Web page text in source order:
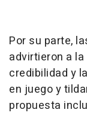
Por su parte,
advirtieron a
credibilidad y
en juego y
propuesta